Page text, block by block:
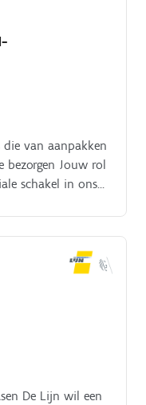
die van aanpakken
bezorgen Jouw rol
schakel in ons
De Lijn wil een